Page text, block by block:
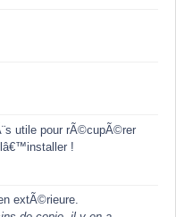
utile pour rÃ©cupÃ©rer
!
extÃ©rieure.